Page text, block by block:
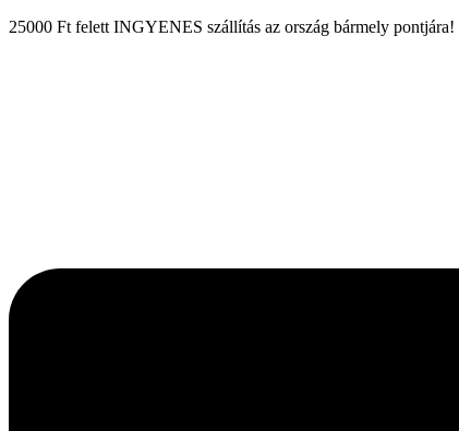
25000 Ft felett INGYENES szállítás az ország bármely pontjára!